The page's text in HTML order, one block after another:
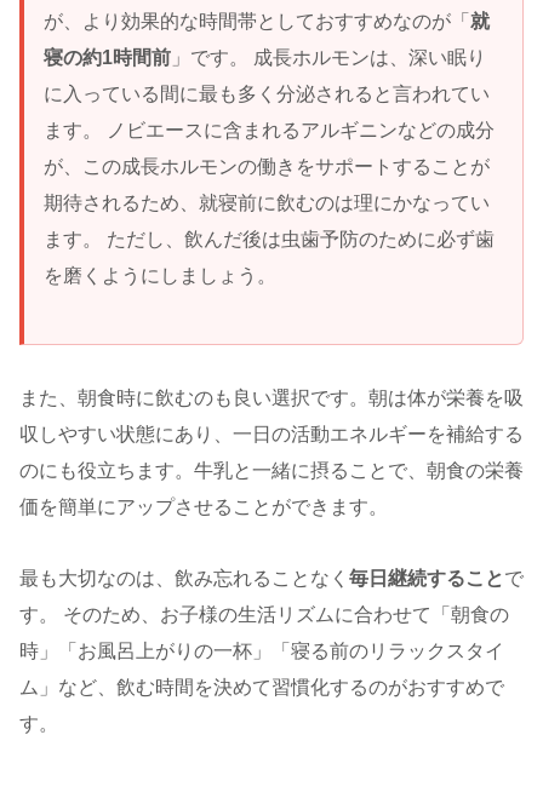
が、より効果的な時間帯としておすすめなのが「 就
寝の約1時間前 」です。 成長ホルモンは、深い眠り
に入っている間に最も多く分泌されると言われてい
ます。 ノビエースに含まれるアルギニンなどの成分
が、この成長ホルモンの働きをサポートすることが
期待されるため、就寝前に飲むのは理にかなってい
ます。 ただし、飲んだ後は虫歯予防のために必ず歯
を磨くようにしましょう。
また、朝食時に飲むのも良い選択です。朝は体が栄養を吸
収しやすい状態にあり、一日の活動エネルギーを補給する
のにも役立ちます。牛乳と一緒に摂ることで、朝食の栄養
価を簡単にアップさせることができます。
最も大切なのは、飲み忘れることなく 毎日継続することで
す。 そのため、お子様の生活リズムに合わせて「朝食の
時」「お風呂上がりの一杯」「寝る前のリラックスタイ
ム」など、飲む時間を決めて習慣化するのがおすすめで
す。